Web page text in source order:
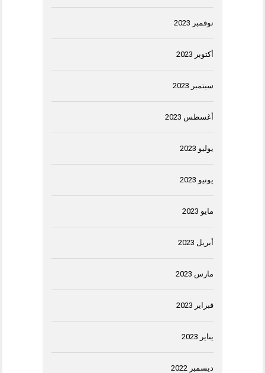
نوفمبر 2023
أكتوبر 2023
سبتمبر 2023
أغسطس 2023
يوليو 2023
يونيو 2023
مايو 2023
أبريل 2023
مارس 2023
فبراير 2023
يناير 2023
ديسمبر 2022